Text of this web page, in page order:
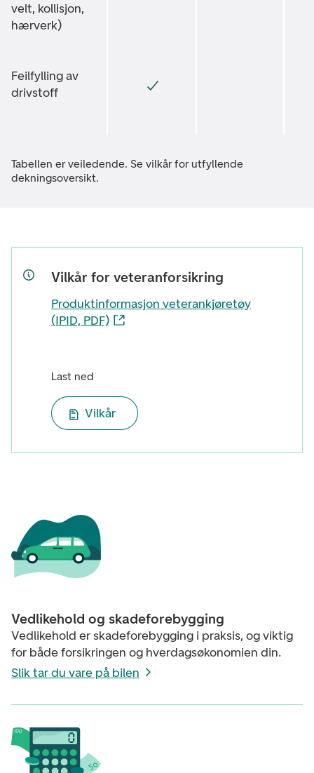
velt, kollisjon,
hærverk)
Feilfylling av
drivstoff
Tabellen er veiledende. Se vilkår for utfyllende
dekningsoversikt.
Vilkår for veteranforsikring
Produktinformasjon veterankjøretøy
(IPID, PDF)
Last ned
Vilkår
Vedlikehold og skadeforebygging
Vedlikehold er skadeforebygging i praksis, og viktig
for både forsikringen og hverdagsøkonomien din.
Slik tar du vare på bilen